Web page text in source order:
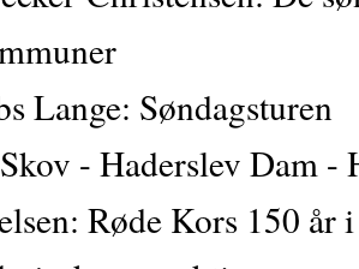
Lange: Søndagsturen
- Haderslev Dam -
Røde Kors 150 år